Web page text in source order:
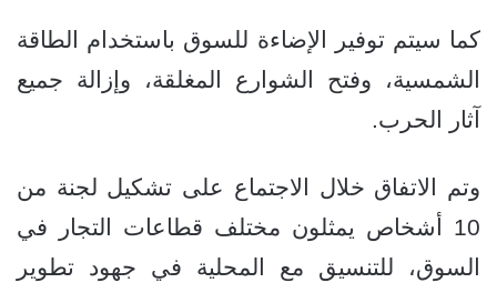
كما سيتم توفير الإضاءة للسوق باستخدام الطاقة
الشمسية، وفتح الشوارع المغلقة، وإزالة جميع
آثار الحرب.
وتم الاتفاق خلال الاجتماع على تشكيل لجنة من
10 أشخاص يمثلون مختلف قطاعات التجار في
السوق، للتنسيق مع المحلية في جهود تطوير